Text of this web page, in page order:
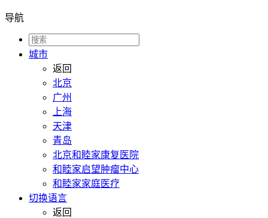
导航
城市
返回
北京
广州
上海
天津
青岛
北京和睦家康复医院
和睦家启望肿瘤中心
和睦家家庭医疗
切换语言
返回